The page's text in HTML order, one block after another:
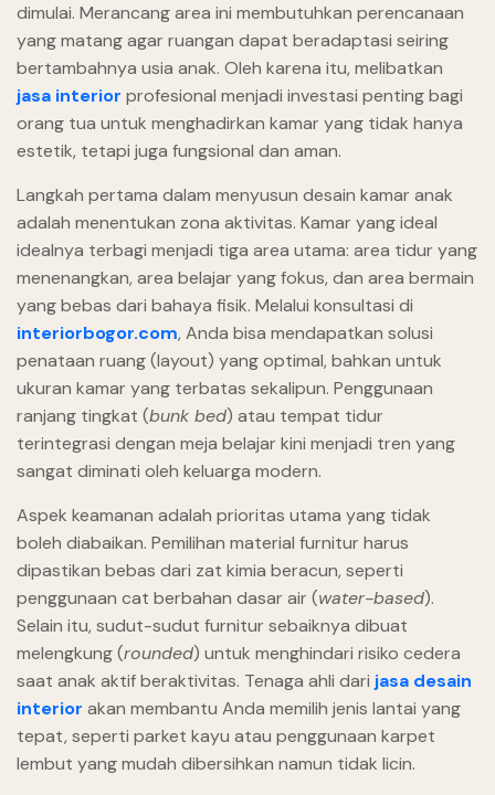
dimulai. Merancang area ini membutuhkan perencanaan
yang matang agar ruangan dapat beradaptasi seiring
bertambahnya usia anak. Oleh karena itu, melibatkan
jasa interior profesional menjadi investasi penting bagi
orang tua untuk menghadirkan kamar yang tidak hanya
estetik, tetapi juga fungsional dan aman.
Langkah pertama dalam menyusun desain kamar anak
adalah menentukan zona aktivitas. Kamar yang ideal
idealnya terbagi menjadi tiga area utama: area tidur yang
menenangkan, area belajar yang fokus, dan area bermain
yang bebas dari bahaya fisik. Melalui konsultasi di
interiorbogor.com, Anda bisa mendapatkan solusi
penataan ruang (layout) yang optimal, bahkan untuk
ukuran kamar yang terbatas sekalipun. Penggunaan
ranjang tingkat (bunk bed) atau tempat tidur
terintegrasi dengan meja belajar kini menjadi tren yang
sangat diminati oleh keluarga modern.
Aspek keamanan adalah prioritas utama yang tidak
boleh diabaikan. Pemilihan material furnitur harus
dipastikan bebas dari zat kimia beracun, seperti
penggunaan cat berbahan dasar air (water-based).
Selain itu, sudut-sudut furnitur sebaiknya dibuat
melengkung (rounded) untuk menghindari risiko cedera
saat anak aktif beraktivitas. Tenaga ahli dari jasa desain
interior akan membantu Anda memilih jenis lantai yang
tepat, seperti parket kayu atau penggunaan karpet
lembut yang mudah dibersihkan namun tidak licin.